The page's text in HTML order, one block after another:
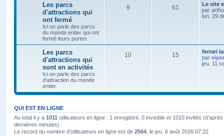
Les parcs
d'attractions qui
ont fermé
Ici on parle des parcs
du monde entier qui ont
fermé leurs portes
9 61
Le site
par
lun. 29
Les parcs
d'attractions qui
sont en activités
Ici on parle des parcs
d'attraction du monde
entier.
10 15
ferrari
par
jeu. 11
QUI EST EN LIGNE
Au total il y a 1011 utilisateurs en ligne : 1 enregistré, 0 invisible et 1010 invités
dernières minutes)
Le record du nombre d’utilisateurs en ligne est de 2564 , le jeu. 6 août 2026 07:22